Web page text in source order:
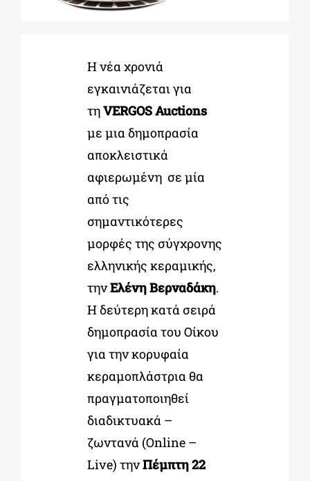
ΕΚΠΑΙΔΕΥΤΙΚΑ ΙΔΡΥΜΑΤΑ
ΠΟΛΙΤΙΣΤΙΚΟΙ ΦΟΡΕΙΣ
Η νέα χρονιά
εγκαινιάζεται για
τηVERGOS Auctions
με μια δημοπρασία
αποκλειστικά
αφιερωμένη σε μία
από τις
σημαντικότερες
μορφές της σύγχρονης
ελληνικής κεραμικής,
τηνΕλένη Βερναδάκη.
Η δεύτερη κατά σειρά
δημοπρασία του Οίκου
για την κορυφαία
κεραμοπλάστρια θα
πραγματοποιηθεί
διαδικτυακά –
ζωντανά (Online –
Live) τηνΠέμπτη 22